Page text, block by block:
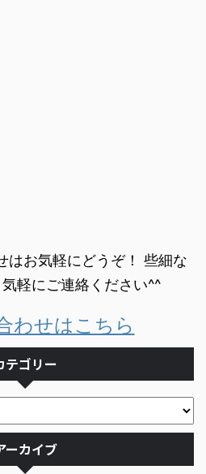
はお気軽にどうぞ！ 些細な
軽にご連絡ください^^
わせはこちら
テゴリー
ーカイブ